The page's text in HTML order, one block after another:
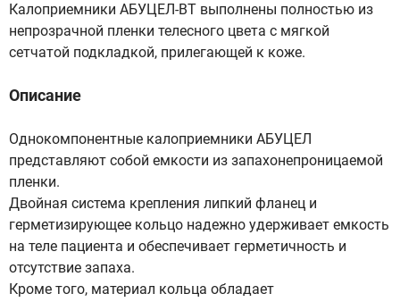
Калоприемники АБУЦЕЛ-ВТ выполнены полностью из
непрозрачной пленки телесного цвета с мягкой
сетчатой подкладкой, прилегающей к коже.
Описание
Однокомпонентные калоприемники АБУЦЕЛ
представляют собой емкости из запахонепроницаемой
пленки.
Двойная система крепления липкий фланец и
герметизирующее кольцо надежно удерживает емкость
на теле пациента и обеспечивает герметичность и
отсутствие запаха.
Кроме того, материал кольца обладает